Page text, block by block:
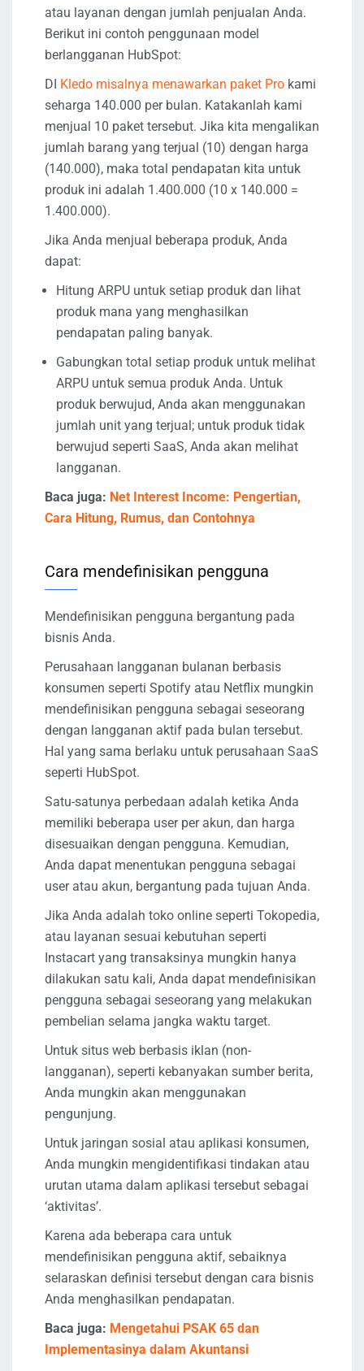
atau layanan dengan jumlah penjualan Anda.
Berikut ini contoh penggunaan model
berlangganan HubSpot:
DI Kledo misalnya menawarkan paket Pro kami
seharga 140.000 per bulan. Katakanlah kami
menjual 10 paket tersebut. Jika kita mengalikan
jumlah barang yang terjual (10) dengan harga
(140.000), maka total pendapatan kita untuk
produk ini adalah 1.400.000 (10 x 140.000 =
1.400.000).
Jika Anda menjual beberapa produk, Anda
dapat:
Hitung ARPU untuk setiap produk dan lihat
produk mana yang menghasilkan
pendapatan paling banyak.
Gabungkan total setiap produk untuk melihat
ARPU untuk semua produk Anda. Untuk
produk berwujud, Anda akan menggunakan
jumlah unit yang terjual; untuk produk tidak
berwujud seperti SaaS, Anda akan melihat
langganan.
Baca juga: Net Interest Income: Pengertian,
Cara Hitung, Rumus, dan Contohnya
Cara mendefinisikan pengguna
Mendefinisikan pengguna bergantung pada
bisnis Anda.
Perusahaan langganan bulanan berbasis
konsumen seperti Spotify atau Netflix mungkin
mendefinisikan pengguna sebagai seseorang
dengan langganan aktif pada bulan tersebut.
Hal yang sama berlaku untuk perusahaan SaaS
seperti HubSpot.
Satu-satunya perbedaan adalah ketika Anda
memiliki beberapa user per akun, dan harga
disesuaikan dengan pengguna. Kemudian,
Anda dapat menentukan pengguna sebagai
user atau akun, bergantung pada tujuan Anda.
Jika Anda adalah toko online seperti Tokopedia,
atau layanan sesuai kebutuhan seperti
Instacart yang transaksinya mungkin hanya
dilakukan satu kali, Anda dapat mendefinisikan
pengguna sebagai seseorang yang melakukan
pembelian selama jangka waktu target.
Untuk situs web berbasis iklan (non-
langganan), seperti kebanyakan sumber berita,
Anda mungkin akan menggunakan
pengunjung.
Untuk jaringan sosial atau aplikasi konsumen,
Anda mungkin mengidentifikasi tindakan atau
urutan utama dalam aplikasi tersebut sebagai
‘aktivitas’.
Karena ada beberapa cara untuk
mendefinisikan pengguna aktif, sebaiknya
selaraskan definisi tersebut dengan cara bisnis
Anda menghasilkan pendapatan.
Baca juga: Mengetahui PSAK 65 dan
Implementasinya dalam Akuntansi